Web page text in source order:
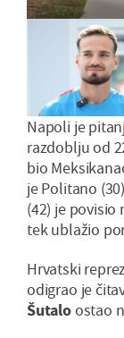
Napoli je
razdoblju od
bio
je Politano
(42) je povisio
tek ublažio
Hrvatski
odigrao je
Šutaloostao